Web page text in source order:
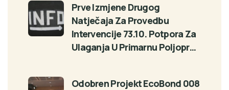
Prve Izmjene Drugog
Natječaja Za Provedbu
Intervencije 73.10. Potpora Za
Ulaganja U Primarnu Poljopr…
Odobren Projekt EcoBond 008